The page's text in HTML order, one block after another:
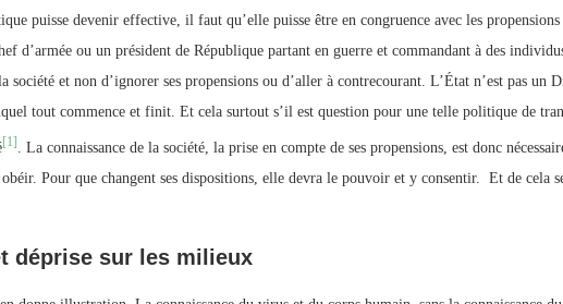
puisse devenir effective, il faut qu’elle puisse être en congruence avec les
d’armée ou un président de République partant en guerre et commandant à des
société et non d’ignorer ses propensions ou d’aller à contrecourant. L’État n’est pas un
tout commence et finit. Et cela surtout s’il est question pour une telle politique de
[1]
. La connaissance de la société, la prise en compte de ses propensions, est donc
obéir. Pour que changent ses dispositions, elle devra le pouvoir et y consentir. Et de cela
déprise sur les milieux